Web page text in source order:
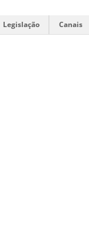
Legislação Canais